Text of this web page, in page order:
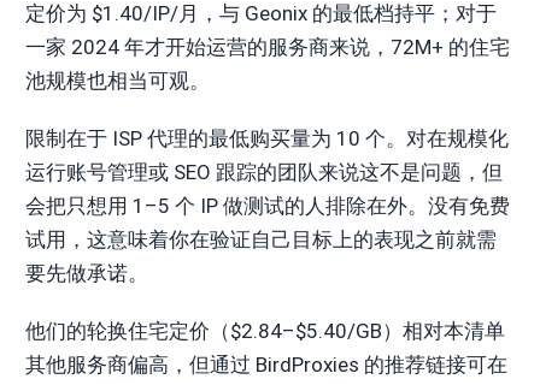
定价为 $1.40/IP/月，与 Geonix 的最低档持平；对于
一家 2024 年才开始运营的服务商来说，72M+ 的住宅
池规模也相当可观。
限制在于 ISP 代理的最低购买量为 10 个。对在规模化
运行账号管理或 SEO 跟踪的团队来说这不是问题，但
会把只想用 1–5 个 IP 做测试的人排除在外。没有免费
试用，这意味着你在验证自己目标上的表现之前就需
要先做承诺。
他们的轮换住宅定价（$2.84–$5.40/GB）相对本清单
其他服务商偏高，但通过 BirdProxies 的推荐链接可在